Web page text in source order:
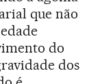
que não
do
dos